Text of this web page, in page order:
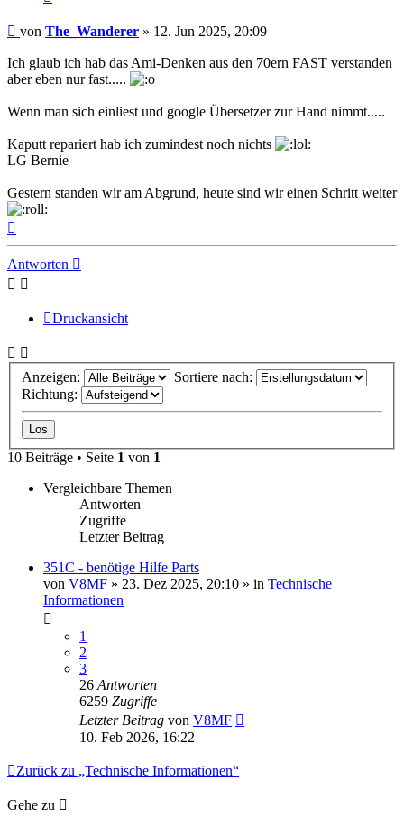
Beitrag
von The_Wanderer » 12. Jun 2025, 20:09
Ich glaub ich hab das Ami-Denken aus den 70ern FAST verstanden
aber eben nur fast.....
Wenn man sich einliest und google Übersetzer zur Hand nimmt.....
Kaputt repariert hab ich zumindest noch nichts
LG Bernie
Gestern standen wir am Abgrund, heute sind wir einen Schritt weiter
Antworten
Druckansicht
Anzeigen:
Sortiere nach:
Richtung:
10 Beiträge • Seite 1 von 1
Vergleichbare Themen
Antworten
Zugriffe
Letzter Beitrag
351C - benötige Hilfe Parts
von V8MF » 23. Dez 2025, 20:10 » in Technische
Informationen
1
2
3
26 Antworten
6259 Zugriffe
Letzter Beitrag von V8MF
10. Feb 2026, 16:22
Zurück zu „Technische Informationen“
Gehe zu